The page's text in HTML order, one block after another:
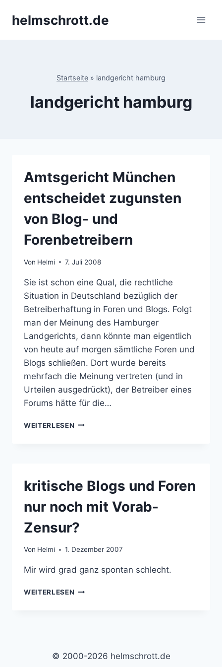
Inhalthelmschrott.de
Startseite » landgericht hamburg
landgericht hamburg
Amtsgericht München
entscheidet zugunsten
von Blog- und
Forenbetreibern
Von Helmi 7. Juli 2008
Sie ist schon eine Qual, die rechtliche
Situation in Deutschland bezüglich der
Betreiberhaftung in Foren und Blogs. Folgt
man der Meinung des Hamburger
Landgerichts, dann könnte man eigentlich
von heute auf morgen sämtliche Foren und
Blogs schließen. Dort wurde bereits
mehrfach die Meinung vertreten (und in
Urteilen ausgedrückt), der Betreiber eines
Forums hätte für die…
WEITERLESEN AMTSGERICHT
UND
FORENBETREIBERN
kritische Blogs und Foren
nur noch mit Vorab-
Zensur?
Von Helmi 1. Dezember 2007
Mir wird grad ganz spontan schlecht.
WEITERLESEN KRITISCHE
MIT
© 2000-2026 helmschrott.de